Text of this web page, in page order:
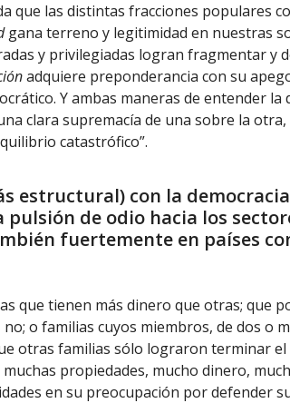
que las distintas fracciones populares
gana terreno y legitimidad en nuestras
y privilegiadas logran fragmentar y
adquiere preponderancia con su
Y ambas maneras de entender la
clara supremacía de una sobre la
catastrófico”.
estructural) con la
pulsión de odio hacia los
fuertemente en países
que tienen más dinero que otras; que
o familias cuyos miembros, de dos o
otras familias sólo lograron terminar
propiedades, mucho dinero,
en su preocupación por defender